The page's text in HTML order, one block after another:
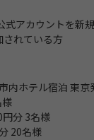
式アカウントを新
れている⽅
内ホテル宿泊 東
分 3名様
20名様